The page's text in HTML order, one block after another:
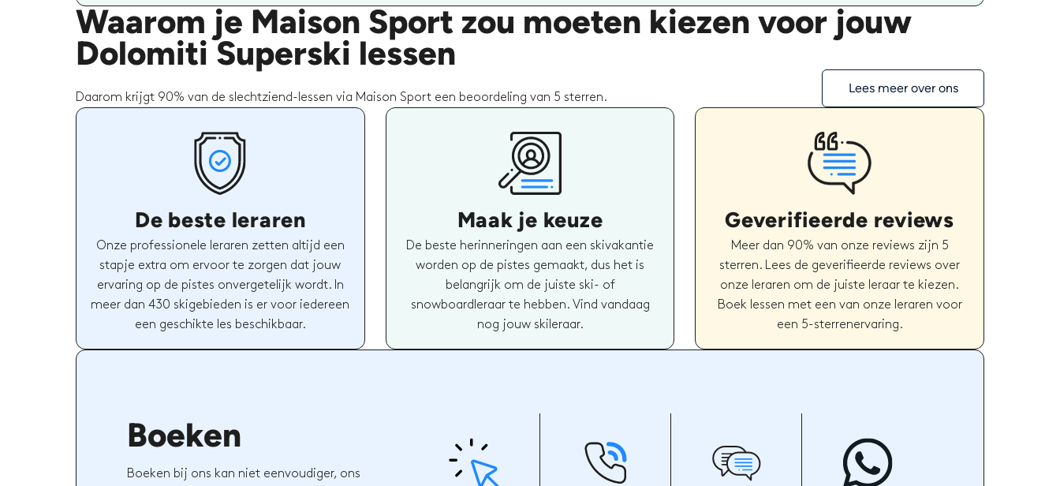
Waarom je Maison Sport zou moeten kiezen voor jouw
Dolomiti Superski lessen
Daarom krijgt 90% van de slechtziend-lessen via Maison Sport een beoordeling van 5 sterren.
Lees meer over ons
De beste leraren
Onze professionele leraren zetten altijd een
stapje extra om ervoor te zorgen dat jouw
ervaring op de pistes onvergetelijk wordt. In
meer dan 430 skigebieden is er voor iedereen
een geschikte les beschikbaar.
Maak je keuze
De beste herinneringen aan een skivakantie
worden op de pistes gemaakt, dus het is
belangrijk om de juiste ski- of
snowboardleraar te hebben. Vind vandaag
nog jouw skileraar.
Geverifieerde reviews
Meer dan 90% van onze reviews zijn 5
sterren. Lees de geverifieerde reviews over
onze leraren om de juiste leraar te kiezen.
Boek lessen met een van onze leraren voor
een 5-sterrenervaring.
Boeken
Boeken bij ons kan niet eenvoudiger, ons